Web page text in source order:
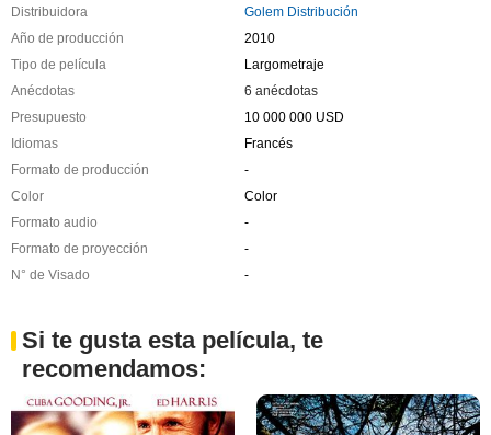
Distribuidora
Golem Distribución
Año de producción
2010
Tipo de película
Largometraje
Anécdotas
6 anécdotas
Presupuesto
10 000 000 USD
Idiomas
Francés
Formato de producción
-
Color
Color
Formato audio
-
Formato de proyección
-
N° de Visado
-
Si te gusta esta película, te
recomendamos: